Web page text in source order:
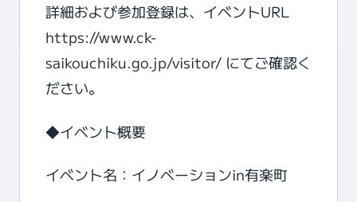
詳細および参加登録は、イベントURL
https://www.ck-
saikouchiku.go.jp/visitor/ にてご確認く
ださい。
◆イベント概要
イベント名：イノベーションin有楽町